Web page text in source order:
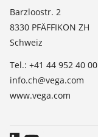
TeamViewer
News
Presse
Blog
Barzloostr. 2
8330 PFÄFFIKON ZH
Schweiz
Tel.: +41 44 952 40 00
info.ch@vega.com
www.vega.com